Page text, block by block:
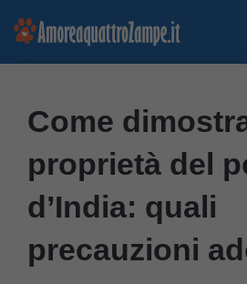
Vai
Come
proprietà del
d’India: quali
precauzioni